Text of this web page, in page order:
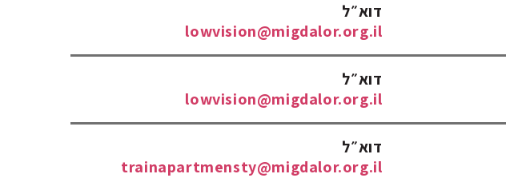
דוא״ל
lowvision@migdalor.org.il
דוא״ל
lowvision@migdalor.org.il
דוא״ל
trainapartmensty@migdalor.org.il